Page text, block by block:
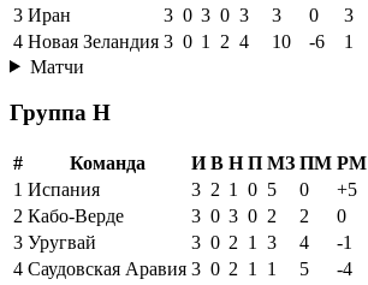
3 Иран 3 0 3 0 3 3 0
3
4 Новая Зеландия 3 0 1 2 4 10 -6
1
Матчи
Группа H
# Команда И В Н П МЗ ПМ РМ
1 Испания 3 2 1 0 5 0 +5
2 Кабо-Верде 3 0 3 0 2 2 0
3 Уругвай 3 0 2 1 3 4 -1
4 Саудовская Аравия 3 0 2 1 1 5 -4